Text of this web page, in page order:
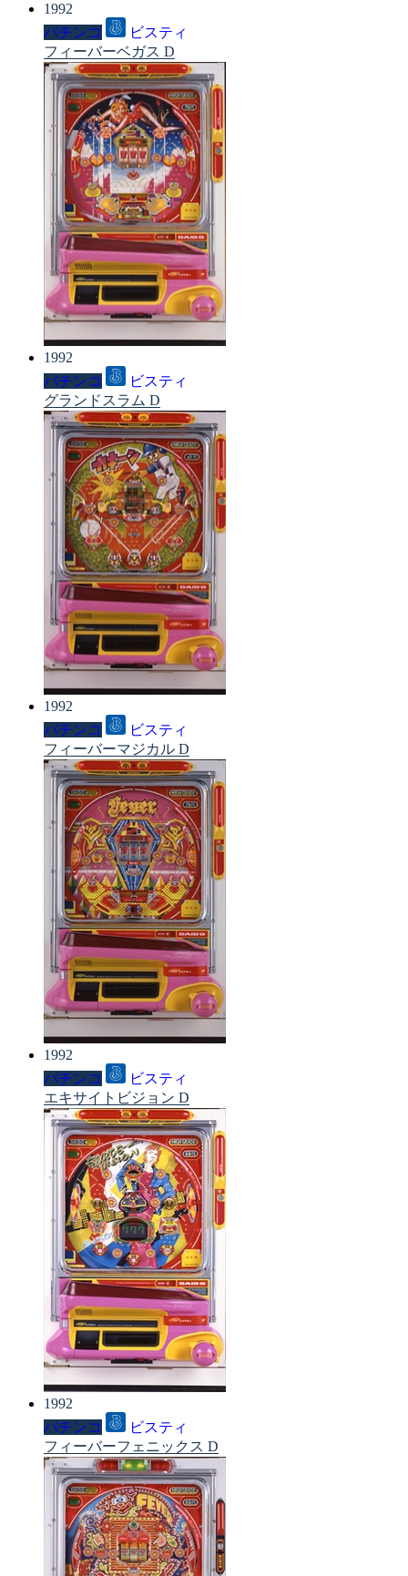
1992
パチンコ
ビスティ
フィーバーベガス D
1992
パチンコ
ビスティ
グランドスラム D
1992
パチンコ
ビスティ
フィーバーマジカル D
1992
パチンコ
ビスティ
エキサイトビジョン D
1992
パチンコ
ビスティ
フィーバーフェニックス D